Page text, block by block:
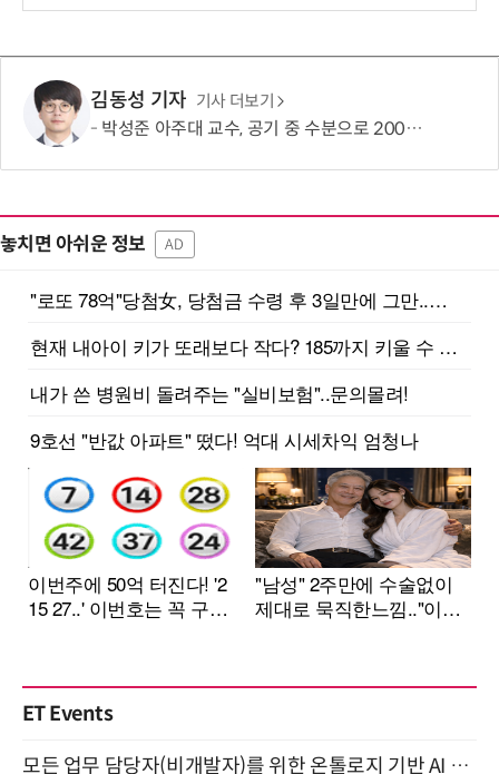
보
김동성 기자 기사 더보기
박성준 아주대 교수, 공기 중 수분으로 200㎛ 피부 부착 전지 개발
놓치면 아쉬운 정보 AD
ET Events
모든 업무 담당자(비개발자)를 위한 온톨로지 기반 AI 지식체계 설계 1-day 워크숍 8월 20일 개최